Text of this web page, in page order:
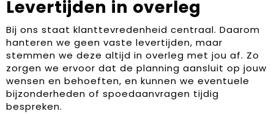
Levertijden in overleg
Bij ons staat klanttevredenheid centraal. Daarom
hanteren we geen vaste levertijden, maar
stemmen we deze altijd in overleg met jou af. Zo
zorgen we ervoor dat de planning aansluit op jouw
wensen en behoeften, en kunnen we eventuele
bijzonderheden of spoedaanvragen tijdig
bespreken.